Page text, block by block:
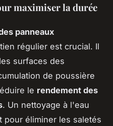
maximiser la durée
panneaux
régulier est crucial. Il
surfaces des
de poussière
le rendement des
. Un nettoyage à l'eau
éliminer les saletés